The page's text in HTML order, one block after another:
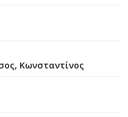
Κωνσταντίνος